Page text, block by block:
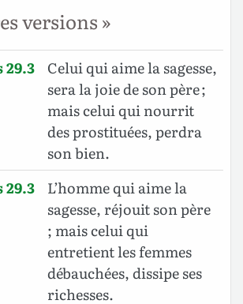
versions »
Celui qui aime la sagesse,
sera la joie de son père ;
mais celui qui nourrit
des prostituées, perdra
son bien.
L’homme qui aime la
sagesse, réjouit son père
; mais celui qui
entretient les femmes
débauchées, dissipe ses
richesses.